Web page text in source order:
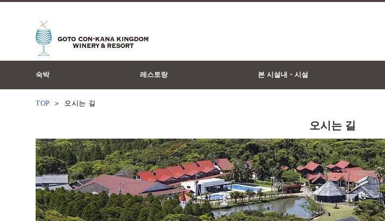
숙박 레스토랑 본 시설내・시설
TOP 오시는 길
오시는 길